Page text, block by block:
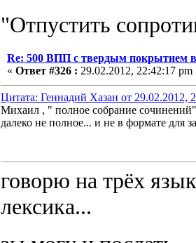
"Отпустить
Re: 500 ВПП с твердым покрытием
« Ответ #326 : 29.02.2012, 22:42:17 pm
Цитата: Геннадий Хазан от 29.02.2012,
Михаил , " полное собрание
далеко не полное... и не в формате для
говорю на трёх
лексика...